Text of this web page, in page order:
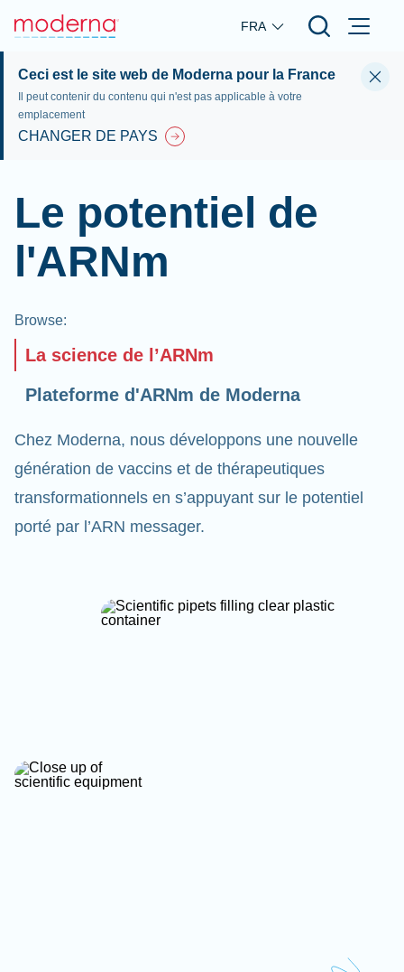
Skip to main content
FRA
Ceci est le site web de Moderna pour la France
Il peut contenir du contenu qui n'est pas applicable à votre
emplacement
CHANGER DE PAYS
Le potentiel de
l'ARNm
Browse:
La science de l’ARNm
Plateforme d'ARNm de Moderna
Chez Moderna, nous développons une nouvelle
génération de vaccins et de thérapeutiques
transformationnels en s’appuyant sur le potentiel
porté par l’ARN messager.